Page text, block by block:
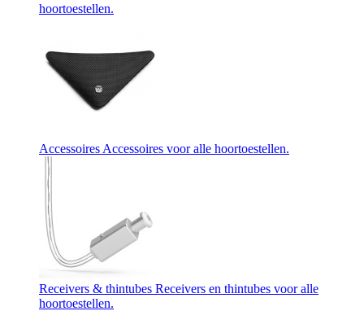
hoortoestellen.
Accessoires Accessoires voor alle hoortoestellen.
Receivers & thintubes Receivers en thintubes voor alle
hoortoestellen.